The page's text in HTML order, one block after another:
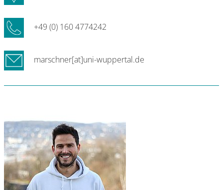
+49 (0) 160 4774242
marschner[at]uni-wuppertal.de